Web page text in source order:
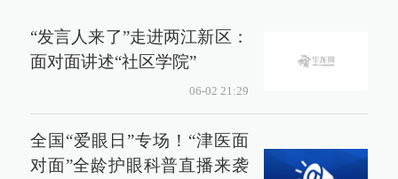
“发言人来了”走进两江新区：
面对面讲述“社区学院”
06-02 21:29
全国“爱眼日”专场！“津医面
对面”全龄护眼科普直播来袭